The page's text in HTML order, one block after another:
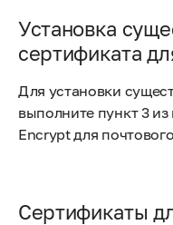
Установка
сертификата
Для установки
выполните пункт 3
Encrypt для
Сертификаты